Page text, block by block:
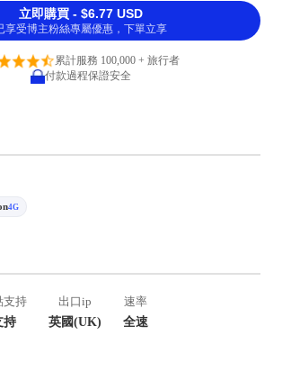
立即購買 - $6.77 USD
享受博主粉絲專屬優惠，下單立享
累計服務 100,000 + 旅行者
付款過程保證安全
4G
支持
持
出口ip
英國(UK)
速率
全速